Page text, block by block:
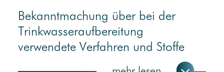
Bekanntmachung über bei der
Trinkwasseraufbereitung
verwendete Verfahren und Stoffe